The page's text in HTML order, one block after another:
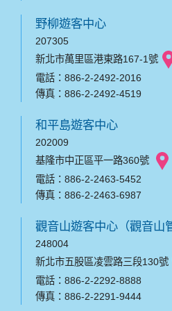
野柳遊客中心
207305
新北市萬里區港東路167-1號
電話：886-2-2492-2016
傳真：886-2-2492-4519
和平島遊客中心
202009
基隆市中正區平一路360號
電話：886-2-2463-5452
傳真：886-2-2463-6987
觀音山遊客中心（觀音山
248004
新北市五股區凌雲路三段130號
電話：886-2-2292-8888
傳真：886-2-2291-9444